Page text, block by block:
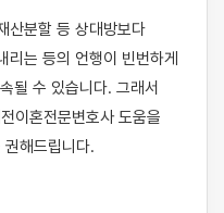
산분할 등 상대방보다
리는 등의 언행이 빈번하게
될 수 있습니다. 그래서
이혼전문변호사 도움을
해드립니다.